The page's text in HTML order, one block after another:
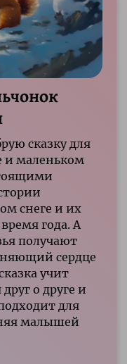
сказку для
и маленьком
снеге и их
года. А
получают
сердце
учит
о друге и
для
малышей